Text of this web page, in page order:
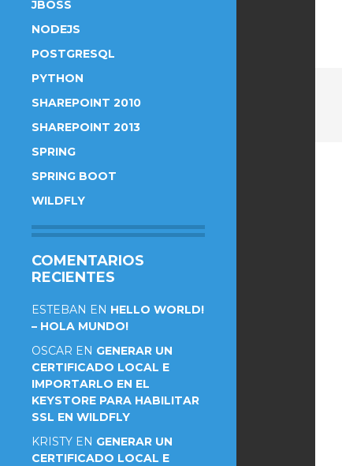
JBOSS
NODEJS
POSTGRESQL
PYTHON
SHAREPOINT 2010
SHAREPOINT 2013
SPRING
SPRING BOOT
WILDFLY
COMENTARIOS
RECIENTES
ESTEBAN EN HELLO WORLD!
– HOLA MUNDO!
OSCAR EN GENERAR UN
CERTIFICADO LOCAL E
IMPORTARLO EN EL
KEYSTORE PARA HABILITAR
SSL EN WILDFLY
KRISTY EN GENERAR UN
CERTIFICADO LOCAL E